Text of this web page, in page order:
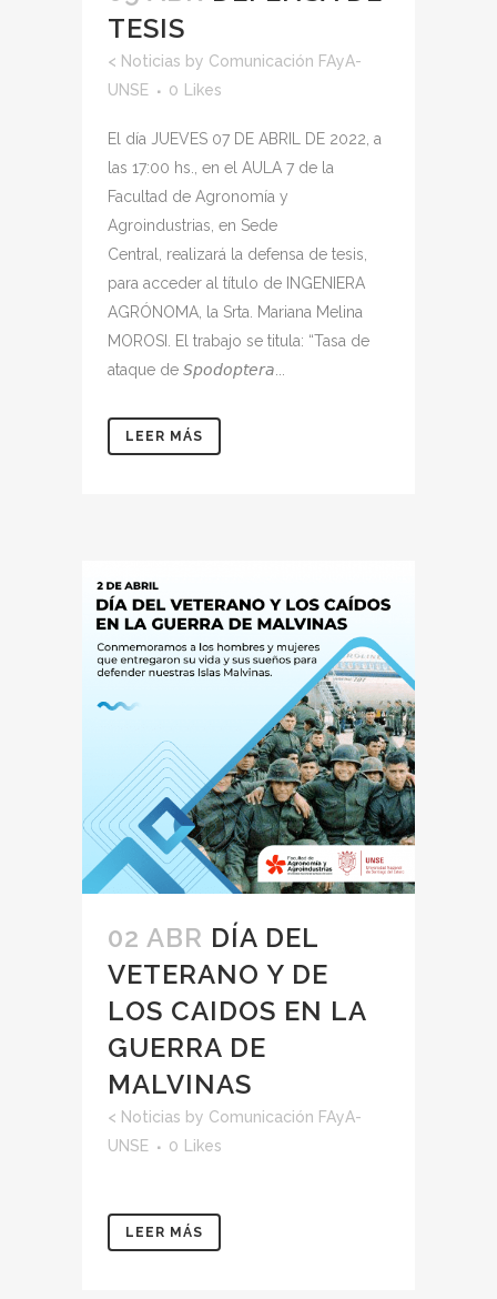
TESIS
< Noticias by Comunicación FAyA-
UNSE
0 Likes
El día JUEVES 07 DE ABRIL DE 2022, a
las 17:00 hs., en el AULA 7 de la
Facultad de Agronomía y
Agroindustrias, en Sede
Central, realizará la defensa de tesis,
para acceder al título de INGENIERA
AGRÓNOMA, la Srta. Mariana Melina
MOROSI. El trabajo se titula: “Tasa de
ataque de 𝘚𝘱𝘰𝘥𝘰𝘱𝘵𝘦𝘳𝘢...
LEER MÁS
02 ABR DÍA DEL
VETERANO Y DE
LOS CAIDOS EN LA
GUERRA DE
MALVINAS
< Noticias by Comunicación FAyA-
UNSE
0 Likes
LEER MÁS